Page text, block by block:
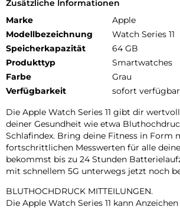
Zusätzliche Informationen
Marke
Apple
Modellbezeichnung
Watch Series 11
Speicherkapazität
64 GB
Produkttyp
Smartwatches
Farbe
Grau
Verfügbarkeit
sofort verfügbar
Die Apple Watch Series 11 gibt dir
deiner Gesundheit wie etwa
Schlafindex. Bring deine Fitness in Form
fortschrittlichen Messwerten für alle
bekommst bis zu 24 Stunden
mit schnellem 5G unterwegs jetzt noch
BLUTHOCHDRUCK MITTEILUNGEN.
Die Apple Watch Series 11 kann